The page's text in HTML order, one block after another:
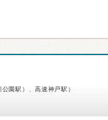
園駅）、高速神戸駅）